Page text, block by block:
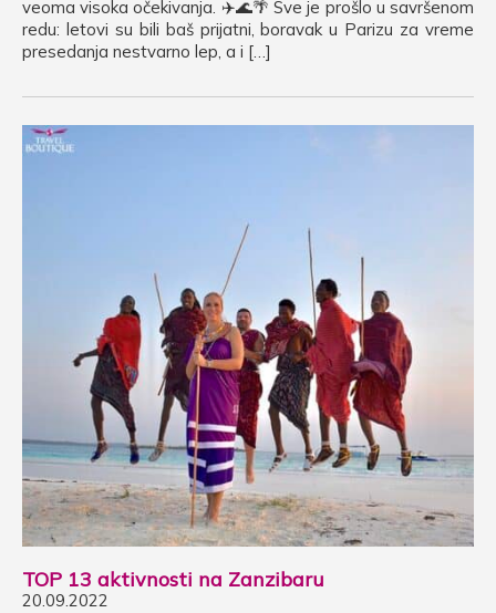
veoma visoka očekivanja. ✈️🌊🌴 Sve je prošlo u savršenom
redu: letovi su bili baš prijatni, boravak u Parizu za vreme
presedanja nestvarno lep, a i […]
TOP 13 aktivnosti na Zanzibaru
20.09.2022